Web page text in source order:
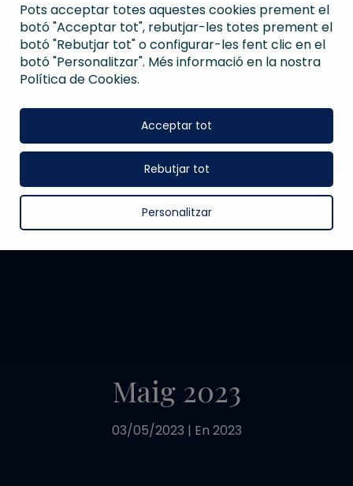
Maig 2023
03/05/2023 | En 2023
Pots acceptar totes aquestes cookies prement el
botó "Acceptar tot", rebutjar-les totes prement el
botó "Rebutjar tot" o configurar-les fent clic en el
botó "Personalitzar". Més informació en la nostra
Política de Cookies.
Personalitzar
Rebutjar tot
Acceptar tot